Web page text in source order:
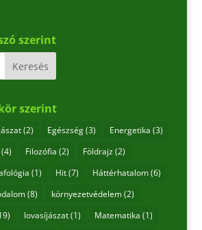
szerint
szerint
(2) Egészség(3) Energetika (3)
Filozófia (2) Földrajz(2)
(1) Hit(7) Háttérhatalom(6)
(8) környezetvédelem(2)
lovasíjászat(1) Matematika (1)